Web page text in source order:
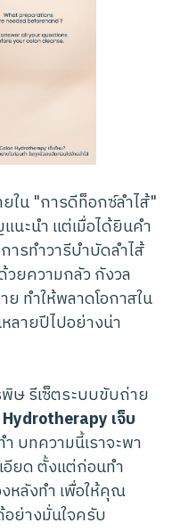
ใน "การดีท็อกซ์ลำไส้"
นะนำ แต่เมื่อได้ยินคำ
รทำวารีบำบัดลำไส้
ยความกลัว กังวล
ย ทำให้พลาดโอกาสใน
ลายปีไปอย่างน่า
ษ รีเซ็ตระบบขับถ่าย
เจ็บ
บทความนี้เราจะพา
อียด ตั้งแต่ก่อนทำ
หลังทำ เพื่อให้คุณ
ย่างมั่นใจครับ